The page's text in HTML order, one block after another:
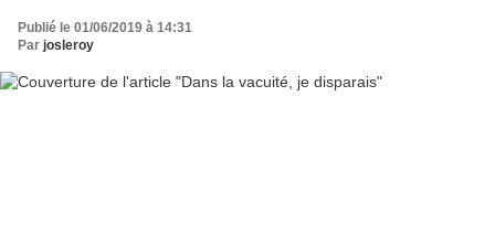
Publié le 01/06/2019 à 14:31
Par josleroy